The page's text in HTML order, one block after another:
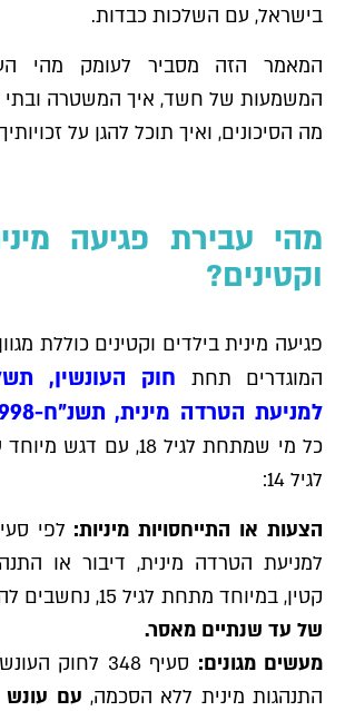
בישראל, עם השלכות כבדות.
המאמר הזה מסביר לעומק מהי
המשמעות של חשד, איך המשטרה ובתי
מה הסיכונים, ואיך תוכל להגן על
מהי עבירת פגיעה
וקטינים?
פגיעה מינית בילדים וקטינים כוללת
המוגדרים תחת חוק העונשין,
למניעת הטרדה מינית, תשנ"ח-1998
כל מי שמתחת לגיל 18, עם
לגיל 14:
הצעות או התייחסויות מיניות:
למניעת הטרדה מינית, דיבור או
קטין, במיוחד מתחת לגיל 15, נחשבים להטרדה,
של עד שנתיים מאסר.
מעשים מגונים:
סעיף 348 לחוק
התנהגות מינית ללא הסכמה,